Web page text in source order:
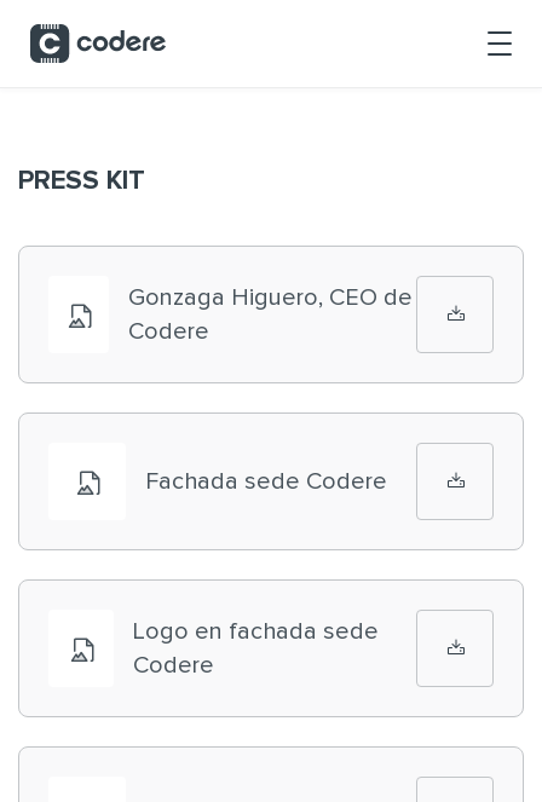
PRESS KIT
Gonzaga Higuero, CEO de
Codere
Fachada sede Codere
Logo en fachada sede
Codere